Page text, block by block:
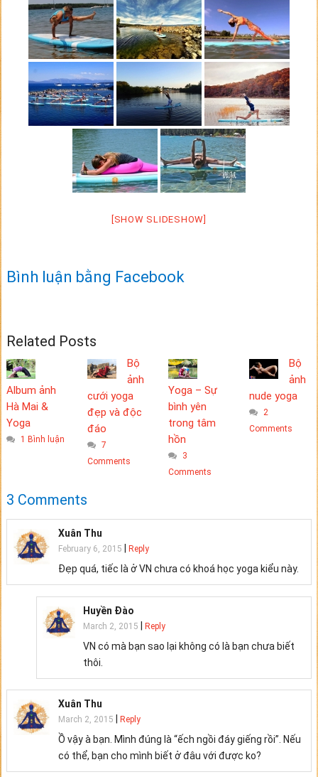
[SHOW SLIDESHOW]
Bình luận bằng Facebook
Related Posts
Album ảnh
Hà Mai &
Yoga
1 Bình luận
Bộ
ảnh
cưới yoga
đẹp và độc
đáo
7
Comments
Yoga – Sự
bình yên
trong tâm
hồn
3
Comments
Bộ
ảnh
nude yoga
2
Comments
3 Comments
Xuân Thu
February 6, 2015 | Reply
Đẹp quá, tiếc là ở VN chưa có khoá học yoga kiểu này.
Huyền Đào
March 2, 2015 | Reply
VN có mà bạn sao lại không có là bạn chưa biết
thôi.
Xuân Thu
March 2, 2015 | Reply
Ồ vậy à bạn. Mình đúng là “ếch ngồi đáy giếng rồi”. Nếu
có thể, bạn cho mình biết ở đâu với được ko?